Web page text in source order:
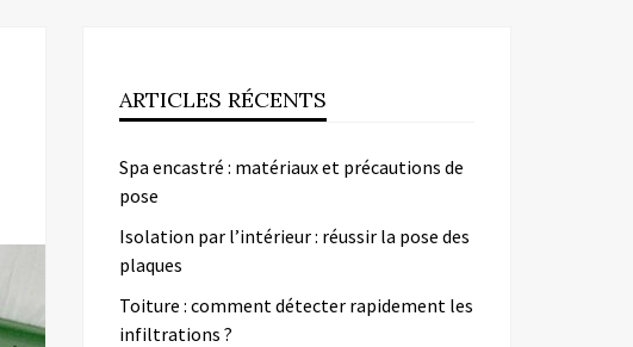
ARTICLES RÉCENTS
Spa encastré : matériaux et précautions de
pose
Isolation par l’intérieur : réussir la pose des
plaques
Toiture : comment détecter rapidement les
infiltrations ?